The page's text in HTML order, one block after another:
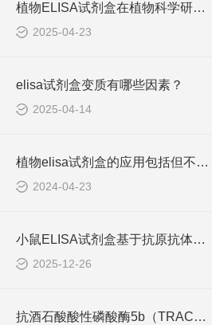
植物ELISA试剂盒在植物科学研究中发挥着重要作用
2025-04-23
elisa试剂盒变质有哪些因素？
2025-04-14
植物elisa试剂盒的应用包括但不限于以下几个方面
2024-04-23
小鼠ELISA试剂盒基于抗原抗体特异性结合原理
2025-12-26
抗酒石酸酸性磷酸酶5b（TRACP-5b） ELISA检测试剂盒工作原理